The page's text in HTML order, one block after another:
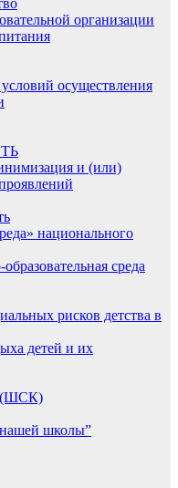
организации
осуществления
и (или)
национального
среда
рисков детства в
детей и их
(ШСК)
школы”